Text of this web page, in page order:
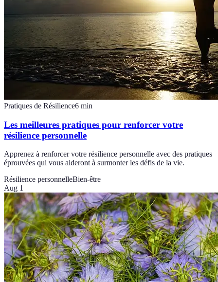
Pratiques de Résilience6 min
Les meilleures pratiques pour renforcer votre
résilience personnelle
Apprenez à renforcer votre résilience personnelle avec des pratiques
éprouvées qui vous aideront à surmonter les défis de la vie.
Résilience personnelleBien-être
Aug 1